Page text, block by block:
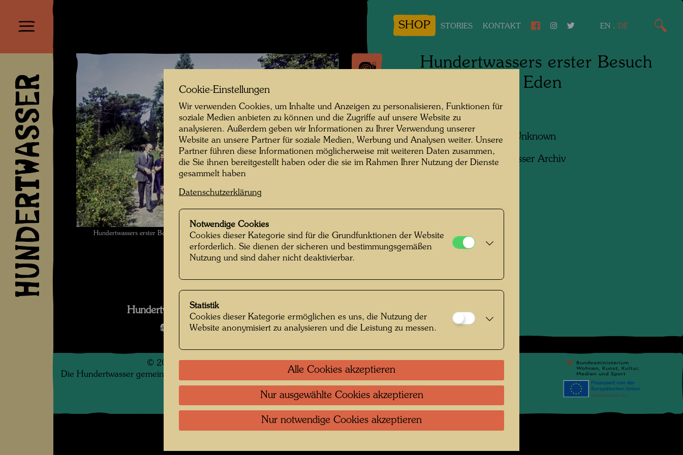
HUNDERTWASSER
SHOP STORIES KONTAKT EN . DE
Hundertwassers erster Besuch des Giardino Eden , Fotograf: Unbekannt Unknown ©
Hundertwasser Archiv
Hundertwasser in den 1970er-Jahren
Bildergalerie öffnen
Hundertwassers erster Besuch
des Giardino Eden
Venedig, 1979
Fotograf:Unbekannt Unknown
Copyright:Hundertwasser Archiv
© 2026
Die Hundertwasser gemeinnützige Privatstiftung Wien
Kontakt Datenschutz
Nutzungsbedingungen
Cookie-Einstellungen
Wir verwenden Cookies, um Inhalte und Anzeigen zu personalisieren, Funktionen für
soziale Medien anbieten zu können und die Zugriffe auf unsere Website zu
analysieren. Außerdem geben wir Informationen zu Ihrer Verwendung unserer
Website an unsere Partner für soziale Medien, Werbung und Analysen weiter. Unsere
Partner führen diese Informationen möglicherweise mit weiteren Daten zusammen,
die Sie ihnen bereitgestellt haben oder die sie im Rahmen Ihrer Nutzung der Dienste
gesammelt haben
Datenschutzerklärung
Notwendige Cookies
Cookies dieser Kategorie sind für die Grundfunktionen der Website
erforderlich. Sie dienen der sicheren und bestimmungsgemäßen
Nutzung und sind daher nicht deaktivierbar.
Statistik
Cookies dieser Kategorie ermöglichen es uns, die Nutzung der
Website anonymisiert zu analysieren und die Leistung zu messen.
Alle Cookies akzeptieren
Nur ausgewählte Cookies akzeptieren
Nur notwendige Cookies akzeptieren